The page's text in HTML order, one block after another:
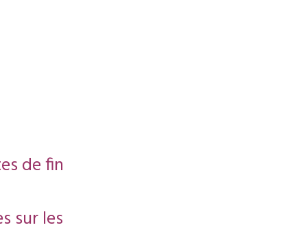
de fin
sur les